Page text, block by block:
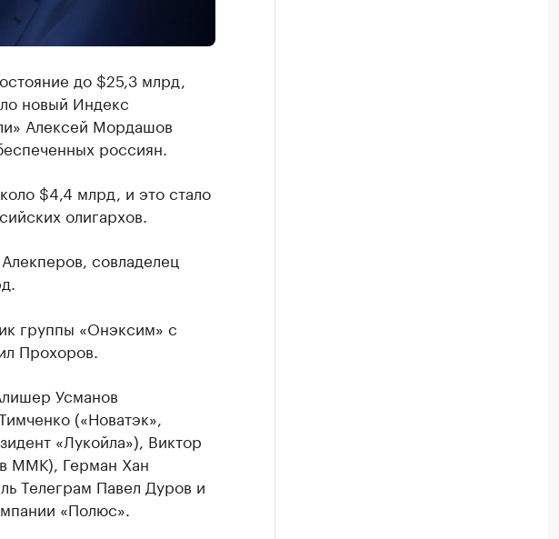
до $25,3 млрд,
новый Индекс
Алексей Мордашов
россиян.
$4,4 млрд, и это стало
олигархов.
совладелец
группы «Онэксим» с
Прохоров.
Усманов
(«Новатэк»,
«Лукойла»), Виктор
ММК), Герман Хан
Телеграм Павел Дуров и
«Полюс».